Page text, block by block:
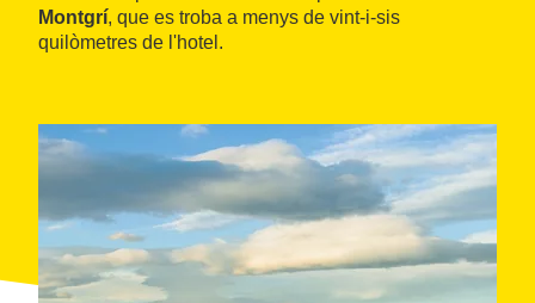
Montgrí, que es troba a menys de vint-i-sis
quilòmetres de l'hotel.